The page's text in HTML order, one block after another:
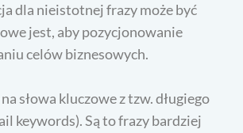
dla nieistotnej frazy może być
jest, aby pozycjonowanie
celów biznesowych.
słowa kluczowe z tzw. długiego
keywords). Są to frazy bardziej